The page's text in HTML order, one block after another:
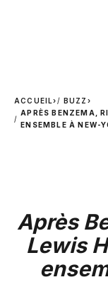
ACCUEIL› BUZZ ›
APRÈS BENZEMA,
ENSEMBLE À NEW-
Après
Lewis